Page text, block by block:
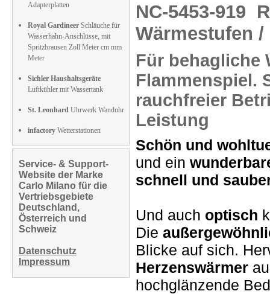
Adapterplatten
Royal Gardineer Schläuche für
Wasserhahn-Anschlüsse, mit
Spritzbrausen Zoll Meter cm mm
Meter
Sichler Haushaltsgeräte
Luftkühler mit Wassertank
St. Leonhard Uhrwerk Wanduhr
infactory Wetterstationen
Service- & Support-
Website der Marke
Carlo Milano für die
Vertriebsgebiete
Deutschland,
Österreich und
Schweiz
Datenschutz
Impressum
NC-5453-919
Wärmestufen
Für behagliche
Flammenspiel.
rauchfreier
Leistung
Schön und
und ein
schnell und
Und auch optisch
Die
Blicke auf sich.
Herzenswärmer
hochglänzende